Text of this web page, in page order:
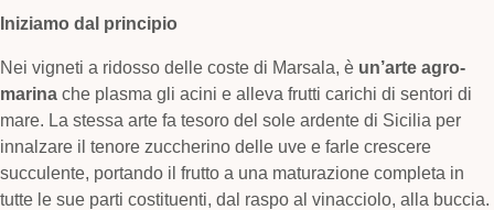
Iniziamo dal principio
Nei vigneti a ridosso delle coste di Marsala, è un’arte agro-
marina che plasma gli acini e alleva frutti carichi di sentori di
mare. La stessa arte fa tesoro del sole ardente di Sicilia per
innalzare il tenore zuccherino delle uve e farle crescere
succulente, portando il frutto a una maturazione completa in
tutte le sue parti costituenti, dal raspo al vinacciolo, alla buccia.